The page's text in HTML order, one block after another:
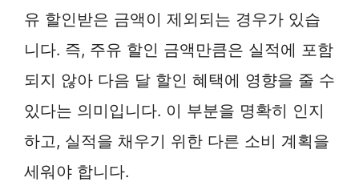
유 할인받은 금액이 제외되는 경우가 있습
니다. 즉, 주유 할인 금액만큼은 실적에 포함
되지 않아 다음 달 할인 혜택에 영향을 줄 수
있다는 의미입니다. 이 부분을 명확히 인지
하고, 실적을 채우기 위한 다른 소비 계획을
세워야 합니다.